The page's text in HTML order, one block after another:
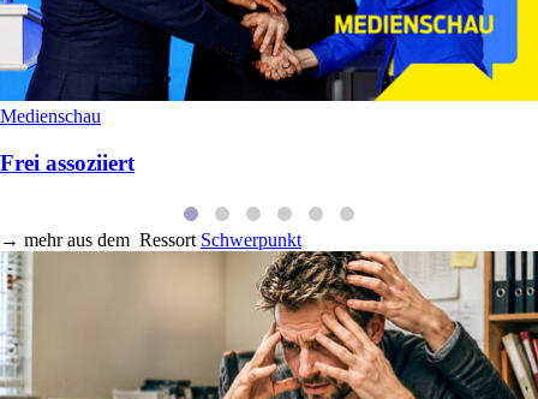
Medienschau
Frei assoziiert
→ mehr aus dem Ressort Schwerpunkt